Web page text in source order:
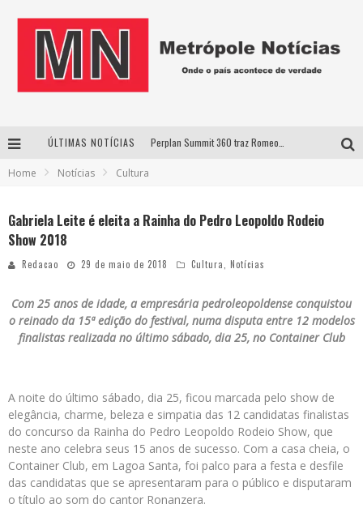
ÚLTIMAS NOTÍCIAS
Home Notícias Cultura
Gabriela Leite é eleita a Rainha do Pedro Leopoldo Rodeio
Show 2018
Redacao 29 de maio de 2018 Cultura Notícias
Com 25 anos de idade, a empresária pedroleopoldense conquistou
o reinado da 15ª edição do festival, numa disputa entre 12 modelos
finalistas realizada no último sábado, dia 25, no Container Club
A noite do último sábado, dia 25, ficou marcada pelo show de
elegância, charme, beleza e simpatia das 12 candidatas finalistas
do concurso da Rainha do Pedro Leopoldo Rodeio Show, que
neste ano celebra seus 15 anos de sucesso. Com a casa cheia, o
Container Club, em Lagoa Santa, foi palco para a festa e desfile
das candidatas que se apresentaram para o público e disputaram
o título ao som do cantor Ronanzera.